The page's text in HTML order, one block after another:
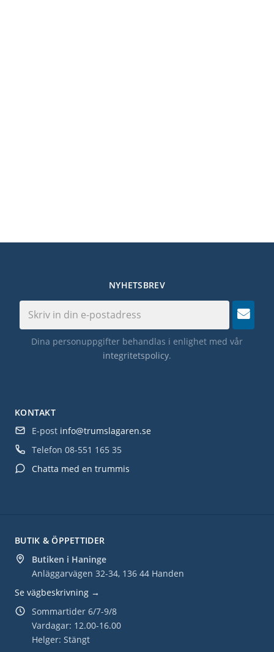
BUTIK & ÖPPETTIDER
Butiken i Haninge
Anläggarvägen 32-34, 136 44 Handen
Se vägbeskrivning →
Sommartider 6/7-9/8
Vardagar: 12.00-16.00
Helger: Stängt
KONTAKT
E-post info@trumslagaren.se
Telefon 08-551 165 35
Chatta med en trummis
NYHETSBREV
Dina personuppgifter behandlas i enlighet med vår
integritetspolicy.